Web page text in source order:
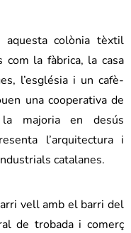
colònia tèxtil
com la fàbrica, la casa
l’església i un cafè-
una cooperativa de
majoria en desús
l’arquitectura i
catalanes.
vell amb el barri del
de trobada i comerç